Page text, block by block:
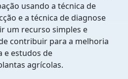
usando a técnica de
e a técnica de diagnose
um recurso simples e
contribuir para a melhoria
e estudos de
agrícolas.